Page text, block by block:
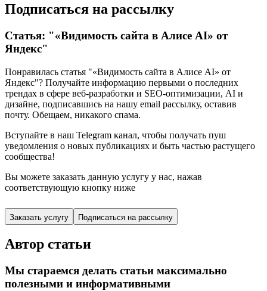
Подписаться на рассылку
Статья: "«Видимость сайта в Алисе AI» от
Яндекс"
Понравилась статья "«Видимость сайта в Алисе AI» от
Яндекс"? Получайте информацию первыми о последних
трендах в сфере веб-разработки и SEO-оптимизации, AI и
дизайне, подписавшись на нашу email рассылку, оставив
почту. Обещаем, никакого спама.
Вступайте в наш Telegram канал, чтобы получать пуш
уведомления о новых публикациях и быть частью растущего
сообщества!
Вы можете заказать данную услугу у нас, нажав
соответствующую кнопку ниже
Заказать услугу Подписаться на рассылку
Автор статьи
Мы стараемся делать статьи максимально
полезными и информативными